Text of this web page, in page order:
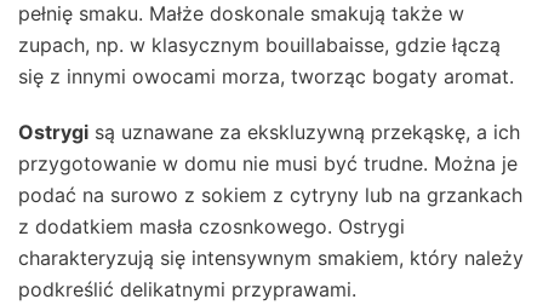
pełnię smaku. Małże doskonale smakują także w
zupach, np. w klasycznym bouillabaisse, gdzie łączą
się z innymi owocami morza, tworząc bogaty aromat.
Ostrygi są uznawane za ekskluzywną przekąskę, a ich
przygotowanie w domu nie musi być trudne. Można je
podać na surowo z sokiem z cytryny lub na grzankach
z dodatkiem masła czosnkowego. Ostrygi
charakteryzują się intensywnym smakiem, który należy
podkreślić delikatnymi przyprawami.